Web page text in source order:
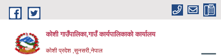
Skip to main content
कोशी गाउँपालिका,गाउँ कार्यपालिकाको कार्यालय
काेशी प्रदेश ,सुनसरी,नेपाल